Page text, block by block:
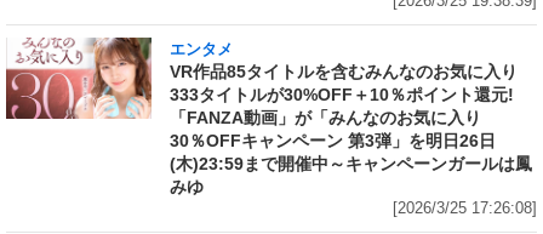
エンタメ
VR作品85タイトルを含むみんなのお気に入り
333タイトルが30%OFF＋10％ポイント還元!
「FANZA動画」が「みんなのお気に入り
30％OFFキャンペーン 第3弾」を明日26日
(木)23:59まで開催中～キャンペーンガールは鳳
みゆ
[2026/3/25 17:26:08]